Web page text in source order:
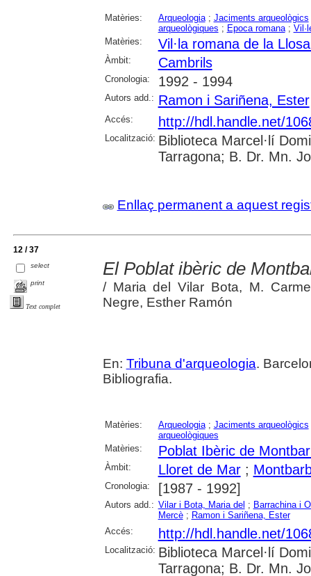
Matèries: Arqueologia; Jaciments arqueològics
arqueològiques ; Epoca romana;
Matèries:
Vil·la romana de la
Àmbit: Cambrils
Cronologia: 1992 - 1994
Autors add.: Ramon i Sariñena, Ester
Accés: http://hdl.handle.net/
Localització: Biblioteca Marcel·lí
Tarragona; B. Dr. Mn.
Enllaç permanent a aquest
12 / 37
select
print
Text complet
El Poblat ibèric de
/ Maria del Vilar Bota, M.
Negre, Esther Ramón
En: Tribuna d'arqueologia.
Bibliografia.
Matèries: Arqueologia; Jaciments arqueològics
arqueològiques
Matèries:
Poblat Ibèric de
Àmbit: Lloret de Mar;
Cronologia: [1987 - 1992]
Autors add.: Vilar i Bota, Maria del ; Barrachina i
Mercè; Ramon i Sariñena, Ester
Accés:
http://hdl.handle.net/
Localització: Biblioteca Marcel·lí
Tarragona; B. Dr. Mn.